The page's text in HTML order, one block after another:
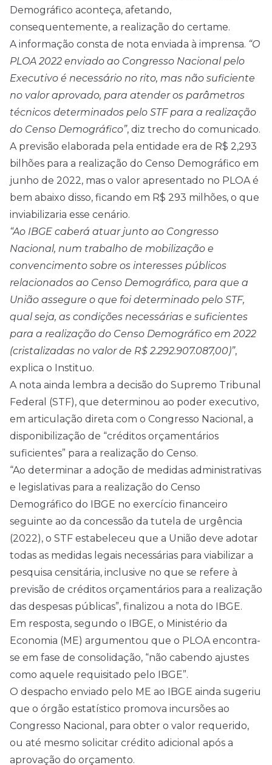
Demográfico aconteça, afetando,
consequentemente, a realização do certame.
A informação consta de nota enviada à imprensa. “O
PLOA 2022 enviado ao Congresso Nacional pelo
Executivo é necessário no rito, mas não suficiente
no valor aprovado, para atender os parâmetros
técnicos determinados pelo STF para a realização
do Censo Demográfico”, diz trecho do comunicado.
A previsão elaborada pela entidade era de R$ 2,293
bilhões para a realização do Censo Demográfico em
junho de 2022, mas o valor apresentado no PLOA é
bem abaixo disso, ficando em R$ 293 milhões, o que
inviabilizaria esse cenário.
“Ao IBGE caberá atuar junto ao Congresso
Nacional, num trabalho de mobilização e
convencimento sobre os interesses públicos
relacionados ao Censo Demográfico, para que a
União assegure o que foi determinado pelo STF,
qual seja, as condições necessárias e suficientes
para a realização do Censo Demográfico em 2022
(cristalizadas no valor de R$ 2.292.907.087,00)”,
explica o Instituo.
A nota ainda lembra a decisão do Supremo Tribunal
Federal (STF), que determinou ao poder executivo,
em articulação direta com o Congresso Nacional, a
disponibilização de “créditos orçamentários
suficientes” para a realização do Censo.
“Ao determinar a adoção de medidas administrativas
e legislativas para a realização do Censo
Demográfico do IBGE no exercício financeiro
seguinte ao da concessão da tutela de urgência
(2022), o STF estabeleceu que a União deve adotar
todas as medidas legais necessárias para viabilizar a
pesquisa censitária, inclusive no que se refere à
previsão de créditos orçamentários para a realização
das despesas públicas”, finalizou a nota do IBGE.
Em resposta, segundo o IBGE, o Ministério da
Economia (ME) argumentou que o PLOA encontra-
se em fase de consolidação, “não cabendo ajustes
como aquele requisitado pelo IBGE”.
O despacho enviado pelo ME ao IBGE ainda sugeriu
que o órgão estatístico promova incursões ao
Congresso Nacional, para obter o valor requerido,
ou até mesmo solicitar crédito adicional após a
aprovação do orçamento.